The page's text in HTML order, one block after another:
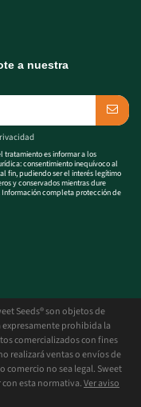
a nuestra
tratamiento es informar a los
consentimiento inequívoco al
fin, pudiendo ser el interés legítimo
y conservados mientras dure
Información completa protección de
Seeds® son objetos de
prohibida la
comercializados con fines
realizará ventas o envíos de
comercio no sea legal. Sweet
esta normativa.Ver aviso